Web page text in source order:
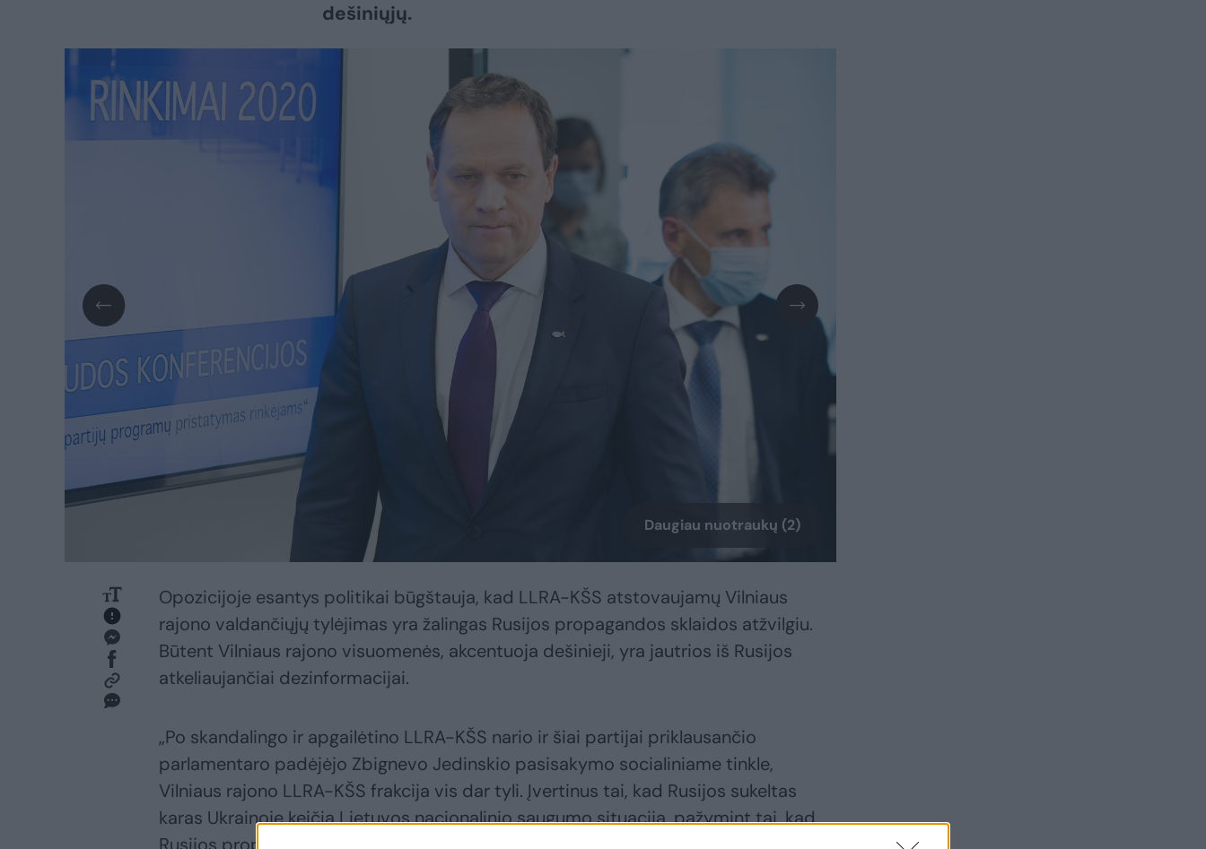
dešiniųjų.
Daugiau nuotraukų (2)
Opozicijoje esantys politikai būgštauja, kad LLRA-KŠS atstovaujamų Vilniaus
rajono valdančiųjų tylėjimas yra žalingas Rusijos propagandos sklaidos atžvilgiu.
Būtent Vilniaus rajono visuomenės, akcentuoja dešinieji, yra jautrios iš Rusijos
atkeliaujančiai dezinformacijai.
„Po skandalingo ir apgailėtino LLRA-KŠS nario ir šiai partijai priklausančio
parlamentaro padėjėjo Zbignevo Jedinskio pasisakymo socialiniame tinkle,
Vilniaus rajono LLRA-KŠS frakcija vis dar tyli. Įvertinus tai, kad Rusijos sukeltas
karas Ukrainoje keičia Lietuvos nacionalinio saugumo situaciją, pažymint tai, kad